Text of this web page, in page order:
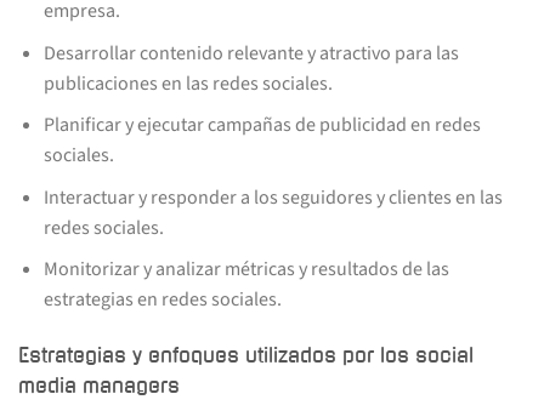
empresa.
Desarrollar contenido relevante y atractivo para las
publicaciones en las redes sociales.
Planificar y ejecutar campañas de publicidad en redes
sociales.
Interactuar y responder a los seguidores y clientes en las
redes sociales.
Monitorizar y analizar métricas y resultados de las
estrategias en redes sociales.
Estrategias y enfoques utilizados por los social
media managers